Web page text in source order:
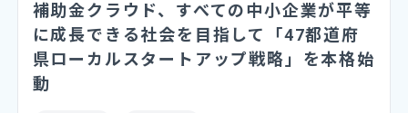
補助金クラウド、すべての中小企業が平等
に成長できる社会を目指して「47都道府
県ローカルスタートアップ戦略」を本格始
動